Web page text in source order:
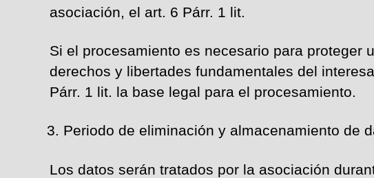
asociación, el art. 6 Párr. 1 lit.
Si el procesamiento es necesario para proteger
derechos y libertades fundamentales del
Párr. 1 lit. la base legal para el procesamiento.
Periodo de eliminación y almacenamiento de
Los datos serán tratados por la asociación